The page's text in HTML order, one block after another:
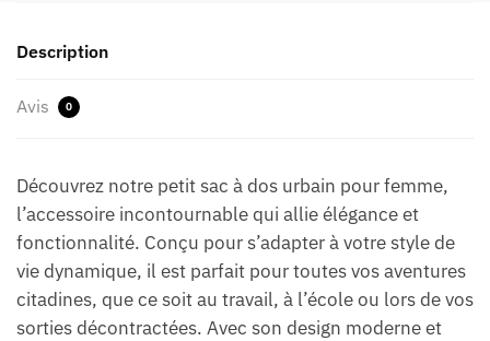
Description
Avis 0
Découvrez notre petit sac à dos urbain pour femme,
l’accessoire incontournable qui allie élégance et
fonctionnalité. Conçu pour s’adapter à votre style de
vie dynamique, il est parfait pour toutes vos aventures
citadines, que ce soit au travail, à l’école ou lors de vos
sorties décontractées. Avec son design moderne et